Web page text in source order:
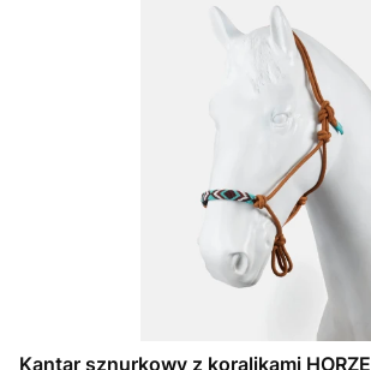
Kantar sznurkowy z koralikami HORZE